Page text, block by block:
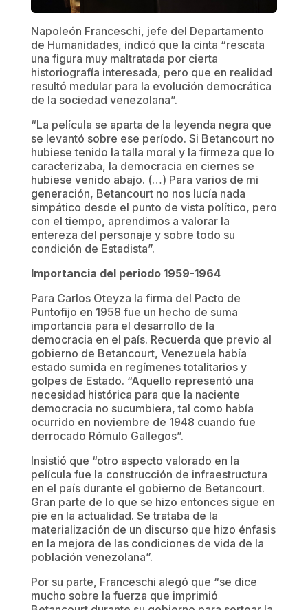
Napoleón Franceschi, jefe del Departamento
de Humanidades, indicó que la cinta “rescata
una figura muy maltratada por cierta
historiografía interesada, pero que en realidad
resultó medular para la evolución democrática
de la sociedad venezolana”.
“La película se aparta de la leyenda negra que
se levantó sobre ese período. Si Betancourt no
hubiese tenido la talla moral y la firmeza que lo
caracterizaba, la democracia en ciernes se
hubiese venido abajo. (…) Para varios de mi
generación, Betancourt no nos lucía nada
simpático desde el punto de vista político, pero
con el tiempo, aprendimos a valorar la
entereza del personaje y sobre todo su
condición de Estadista”.
Importancia del periodo 1959-1964
Para Carlos Oteyza la firma del Pacto de
Puntofijo en 1958 fue un hecho de suma
importancia para el desarrollo de la
democracia en el país. Recuerda que previo al
gobierno de Betancourt, Venezuela había
estado sumida en regímenes totalitarios y
golpes de Estado. “Aquello representó una
necesidad histórica para que la naciente
democracia no sucumbiera, tal como había
ocurrido en noviembre de 1948 cuando fue
derrocado Rómulo Gallegos”.
Insistió que “otro aspecto valorado en la
película fue la construcción de infraestructura
en el país durante el gobierno de Betancourt.
Gran parte de lo que se hizo entonces sigue en
pie en la actualidad. Se trataba de la
materialización de un discurso que hizo énfasis
en la mejora de las condiciones de vida de la
población venezolana”.
Por su parte, Franceschi alegó que “se dice
mucho sobre la fuerza que imprimió